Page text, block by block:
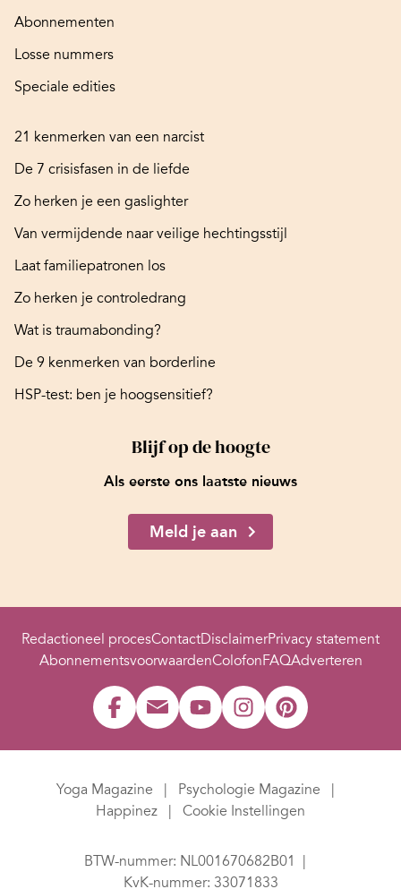
Abonnementen
Losse nummers
Speciale edities
21 kenmerken van een narcist
De 7 crisisfasen in de liefde
Zo herken je een gaslighter
Van vermijdende naar veilige hechtingsstijl
Laat familiepatronen los
Zo herken je controledrang
Wat is traumabonding?
De 9 kenmerken van borderline
HSP-test: ben je hoogsensitief?
Blijf op de hoogte
Als eerste ons laatste nieuws
Meld je aan
Redactioneel procesContactDisclaimerPrivacy statement
AbonnementsvoorwaardenColofonFAQAdverteren
Yoga Magazine
Psychologie Magazine
Happinez
Cookie Instellingen
BTW-nummer: NL001670682B01
KvK-nummer: 33071833